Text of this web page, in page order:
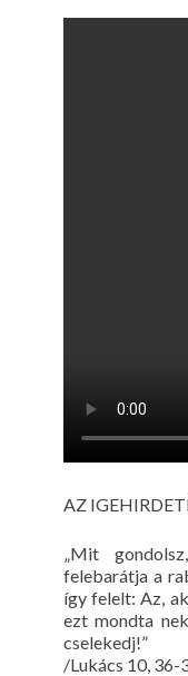
AZ
„Mit
felebarátja a
így felelt: Az,
ezt mondta
cselekedj!”
/Lukács 10, 36-